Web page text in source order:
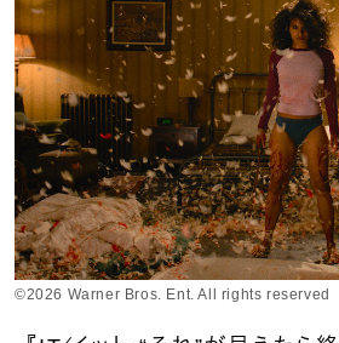
©2026 Warner Bros. Ent. All rights reserved